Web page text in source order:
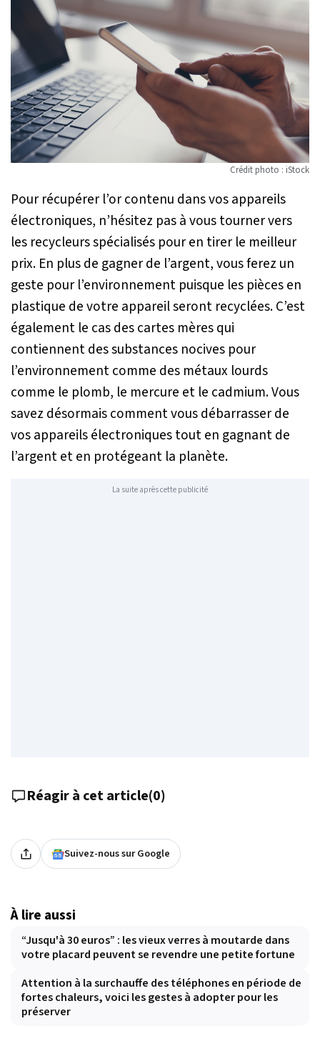
Crédit photo : iStock
Pour récupérer l’or contenu dans vos appareils
électroniques, n’hésitez pas à vous tourner vers
les recycleurs spécialisés pour en tirer le meilleur
prix. En plus de gagner de l’argent, vous ferez un
geste pour l’environnement puisque les pièces en
plastique de votre appareil seront recyclées. C’est
également le cas des cartes mères qui
contiennent des substances nocives pour
l’environnement comme des métaux lourds
comme le plomb, le mercure et le cadmium. Vous
savez désormais comment vous débarrasser de
vos appareils électroniques tout en gagnant de
l’argent et en protégeant la planète.
La suite après cette publicité
Réagir à cet article(0)
Suivez-nous sur Google
À lire aussi
“Jusqu'à 30 euros” : les vieux verres à moutarde dans
votre placard peuvent se revendre une petite fortune
Attention à la surchauffe des téléphones en période de
fortes chaleurs, voici les gestes à adopter pour les
préserver